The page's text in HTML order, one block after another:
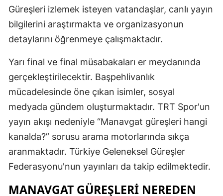
İstanbul
Kırklareli
Kırşehir
Kocaeli
Güreşleri izlemek isteyen vatandaşlar, canlı yayın
bilgilerini araştırmakta ve organizasyonun
detaylarını öğrenmeye çalışmaktadır.
Yarı final ve final müsabakaları er meydanında
gerçekleştirilecektir. Başpehlivanlık
mücadelesinde öne çıkan isimler, sosyal
medyada gündem oluşturmaktadır. TRT Spor'un
yayın akışı nedeniyle “Manavgat güreşleri hangi
kanalda?” sorusu arama motorlarında sıkça
aranmaktadır. Türkiye Geleneksel Güreşler
Federasyonu'nun yayınları da takip edilmektedir.
MANAVGAT GÜREŞLERI NEREDEN